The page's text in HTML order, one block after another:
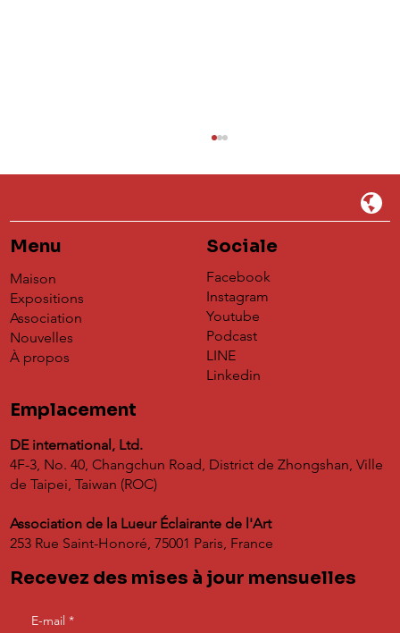
Exposition d'artistes chinois 2024 |
Allemagne🇩🇪
Menu
Maison
Expositions
Association
Nouvelles
À propos
Sociale
Facebook
Instagram
Youtube
Podcast
LINE
Linkedin
Emplacement
DE international, Ltd.
4F-3, No. 40, Changchun Road, District de Zhongshan, Ville
de Taipei, Taiwan (ROC)
Association de la Lueur Éclairante de l'Art
253 Rue Saint-Honoré, 75001 Paris, France
Recevez des mises à jour mensuelles
E-mail *